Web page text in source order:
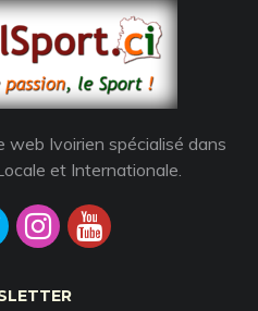
web Ivoirien spécialisé dans
et Internationale.